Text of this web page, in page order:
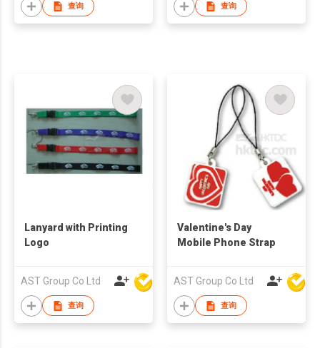
查询 查询
Lanyard with Printing
Logo
AST Group Co Ltd
查询
Valentine's Day
Mobile Phone Strap
AST Group Co Ltd
查询